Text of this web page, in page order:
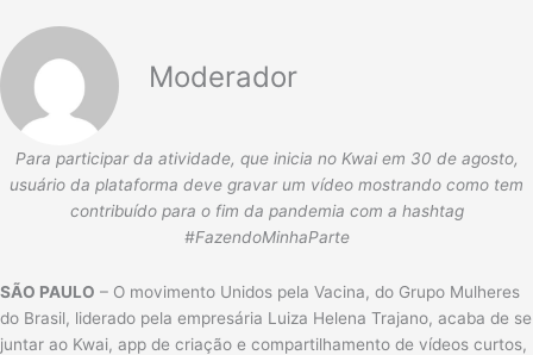
Moderador
Para participar da atividade, que inicia no Kwai em 30 de agosto,
usuário da plataforma deve gravar um vídeo mostrando como tem
contribuído para o fim da pandemia com a hashtag
#FazendoMinhaParte
SÃO PAULO – O movimento Unidos pela Vacina, do Grupo Mulheres
do Brasil, liderado pela empresária Luiza Helena Trajano, acaba de se
juntar ao Kwai, app de criação e compartilhamento de vídeos curtos,